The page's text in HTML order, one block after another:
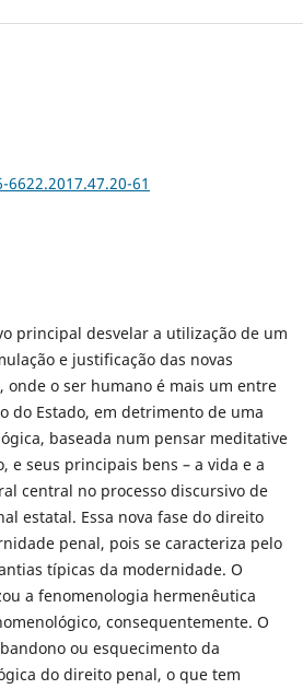
61
principal desvelar a utilização de um
e justificação das novas
onde o ser humano é mais um entre
do Estado, em detrimento de uma
baseada num pensar meditative
e seus principais bens – a vida e a
central no processo discursivo de
estatal. Essa nova fase do direito
penal, pois se caracteriza pelo
típicas da modernidade. O
a fenomenologia hermenêutica
consequentemente. O
ou esquecimento da
do direito penal, o que tem